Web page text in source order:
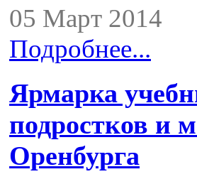
05 Март 2014
Подробнее...
Ярмарка
подростков и
Оренбурга